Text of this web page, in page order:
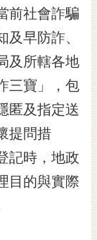
前社會詐騙
早防詐、
及所轄各地
三寶」，包
匿及指定送
提問措
記時，地政
目的與實際